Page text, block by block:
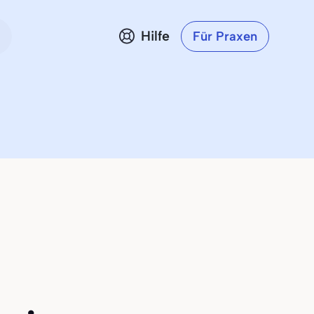
Hilfe Für Praxen